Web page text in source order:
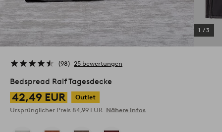
1 /3
98 25 bewertungen
Bedspread Ralf Tagesdecke
42,49 EUR
Outlet
Ursprünglicher Preis 84,99 EUR Nähere Infos